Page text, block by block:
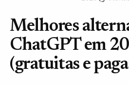
Melhores
ChatGPT em
(gratuitas e